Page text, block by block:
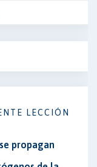
LECCIÓN
propagan